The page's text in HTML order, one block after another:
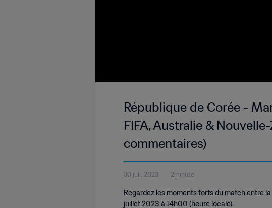
République de Corée -
FIFA, Australie &
commentaires)
30 juil. 2023 2minute
Regardez les moments forts du match entre
juillet 2023 à 14h00 (heure locale).